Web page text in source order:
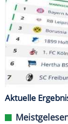
Aktuelle